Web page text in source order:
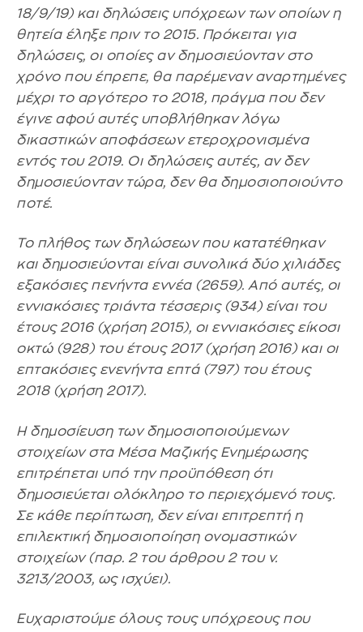
18/9/19) και δηλώσεις υπόχρεων των οποίων η
θητεία έληξε πριν το 2015. Πρόκειται για
δηλώσεις, οι οποίες αν δημοσιεύονταν στο
χρόνο που έπρεπε, θα παρέμεναν αναρτημένες
μέχρι το αργότερο το 2018, πράγμα που δεν
έγινε αφού αυτές υποβλήθηκαν λόγω
δικαστικών αποφάσεων ετεροχρονισμένα
εντός του 2019. Οι δηλώσεις αυτές, αν δεν
δημοσιεύονταν τώρα, δεν θα δημοσιοποιούντο
ποτέ.
Το πλήθος των δηλώσεων που κατατέθηκαν
και δημοσιεύονται είναι συνολικά δύο χιλιάδες
εξακόσιες πενήντα εννέα (2659). Από αυτές, οι
εννιακόσιες τριάντα τέσσερις (934) είναι του
έτους 2016 (χρήση 2015), οι εννιακόσιες είκοσι
οκτώ (928) του έτους 2017 (χρήση 2016) και οι
επτακόσιες ενενήντα επτά (797) του έτους
2018 (χρήση 2017).
Η δημοσίευση των δημοσιοποιούμενων
στοιχείων στα Μέσα Μαζικής Ενημέρωσης
επιτρέπεται υπό την προϋπόθεση ότι
δημοσιεύεται ολόκληρο το περιεχόμενό τους.
Σε κάθε περίπτωση, δεν είναι επιτρεπτή η
επιλεκτική δημοσιοποίηση ονομαστικών
στοιχείων (παρ. 2 του άρθρου 2 του ν.
3213/2003, ως ισχύει).
Ευχαριστούμε όλους τους υπόχρεους που